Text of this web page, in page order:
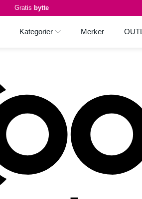
Gratis bytte
Kategorier Merker